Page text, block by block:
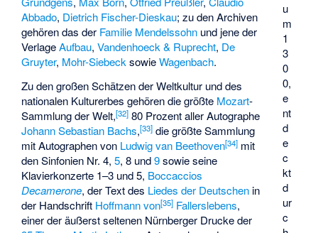
u
m
1
3
0
0,
e
nt
d
e
c
kt
d
ur
c
Abbado, Dietrich Fischer-Dieskau; zu den Archiven
gehören das der Familie Mendelssohn und jene der
VerlageAufbau,Vandenhoeck & Ruprecht, De
Gruyter, Mohr-Siebeck sowieWagenbach.
Zu den großen Schätzen der Weltkultur und des
nationalen Kulturerbes gehören die größte Mozart-
Sammlung der Welt,[32] 80 Prozent aller Autographe
Johann Sebastian Bachs,[33] die größte Sammlung
mit Autographen von Ludwig van Beethoven[34] mit
den Sinfonien Nr. 4,5, 8 und9sowie seine
Klavierkonzerte 1–3 und 5, Boccaccios
Decamerone, der Text des Liedes der Deutschen in
der Handschrift Hoffmann von[35] Fallerslebens,
einer der äußerst seltenen Nürnberger Drucke der